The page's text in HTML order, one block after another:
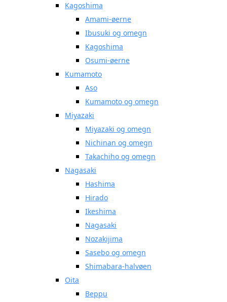
Kagoshima
Amami-øerne
Ibusuki og omegn
Kagoshima
Osumi-øerne
Kumamoto
Aso
Kumamoto og omegn
Miyazaki
Miyazaki og omegn
Nichinan og omegn
Takachiho og omegn
Nagasaki
Hashima
Hirado
Ikeshima
Nagasaki
Nozakijima
Sasebo og omegn
Shimabara-halvøen
Oita
Beppu